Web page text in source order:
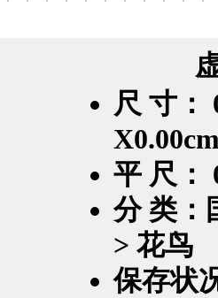
尺 寸：
平 尺：
分 类：
> 花鸟
保存状